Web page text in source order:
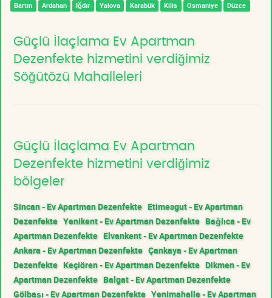
Bartın
Ardahan Iğdır Yalova Karabük Kilis Osmaniye Düzce
Güçlü İlaçlama Ev Apartman
Dezenfekte hizmetini verdiğimiz
Söğütözü Mahalleleri
Güçlü İlaçlama Ev Apartman
Dezenfekte hizmetini verdiğimiz
bölgeler
Sincan - Ev Apartman Dezenfekte Etimesgut - Ev Apartman
Dezenfekte Yenikent - Ev Apartman Dezenfekte Bağlıca - Ev
Apartman Dezenfekte Elvankent - Ev Apartman Dezenfekte
Ankara - Ev Apartman Dezenfekte Çankaya - Ev Apartman
Dezenfekte Keçiören - Ev Apartman Dezenfekte Dikmen - Ev
Apartman Dezenfekte Balgat - Ev Apartman Dezenfekte
Gölbaşı - Ev Apartman Dezenfekte Yenimahalle - Ev Apartman